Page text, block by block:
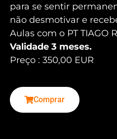
para se sentir
não desmotivar e
Aulas com o PT TIAGO
Validade 3 meses.
Preço : 350,00 EUR
Comprar